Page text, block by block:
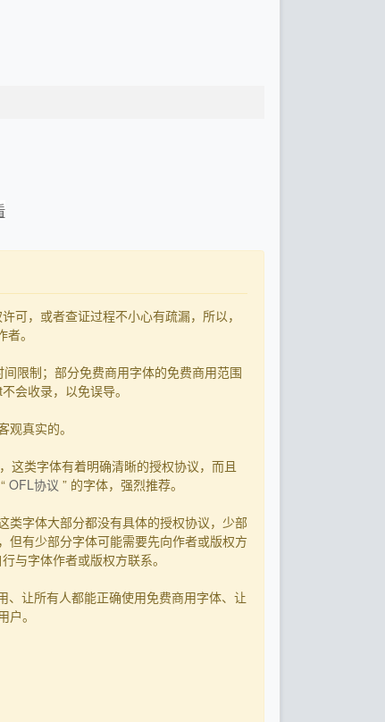
可，或者查证过程不小心有疏漏，所以，
。
限制；部分免费商用字体的免费商用范围
会收录，以免误导。
真实的。
这类字体有着明确清晰的授权协议，而且
OFL协议 ” 的字体，强烈推荐。
类字体大部分都没有具体的授权协议，少部
但有少部分字体可能需要先向作者或版权方
与字体作者或版权方联系。
让所有人都能正确使用免费商用字体、让
。